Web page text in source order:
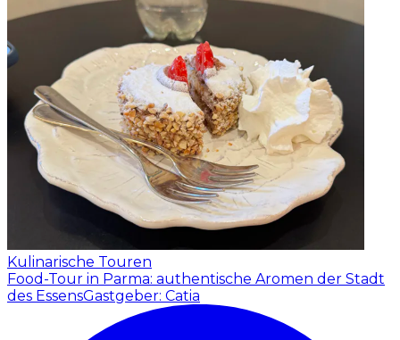
Kulinarische Touren
Food-Tour in Parma: authentische Aromen der Stadt
des EssensGastgeber: Catia